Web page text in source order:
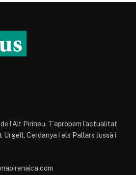
l’Alt Pirineu. T’apropem l’actualitat
Urgell, Cerdanya i els Pallars Jussà i